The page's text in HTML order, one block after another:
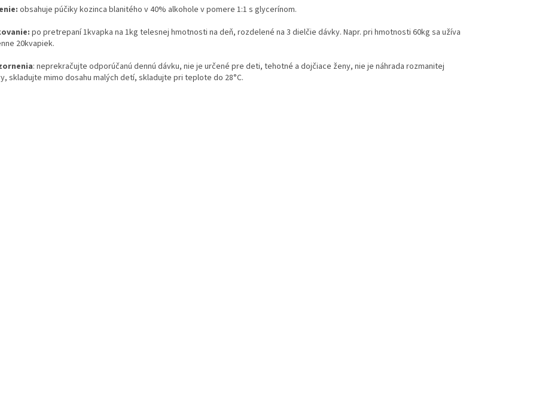
obsahuje púčiky kozinca blanitého v 40% alkohole v pomere 1:1 s glycerínom.
po pretrepaní 1kvapka na 1kg telesnej hmotnosti na deň, rozdelené na 3 dielčie dávky. Napr. pri hmotnosti 60kg sa užíva
20kvapiek.
: neprekračujte odporúčanú dennú dávku, nie je určené pre deti, tehotné a dojčiace ženy, nie je náhrada rozmanitej
skladujte mimo dosahu malých detí, skladujte pri teplote do 28°C.